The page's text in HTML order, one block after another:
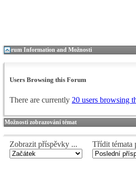
Forum Information and Možnosti
Users Browsing this Forum
There are currently 20 users browsing
Možnosti zobrazování témat
Zobrazit příspěvky ...
Třídit témata